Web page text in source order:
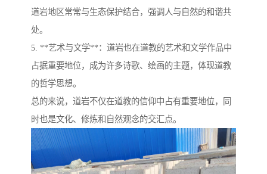
道岩地区常常与生态保护结合，强调人与自然的和谐共
处。
5. **艺术与文学**：道岩也在道教的艺术和文学作品中
占据重要地位，成为许多诗歌、绘画的主题，体现道教
的哲学思想。
总的来说，道岩不仅在道教的信仰中占有重要地位，同
时也是文化、修炼和自然观念的交汇点。